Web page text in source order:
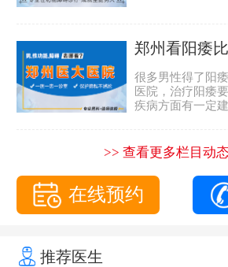
郑州看阳痿
很多男性得了阳
医院，治疗阳痿
疾病方面有一定
>> 查看更多栏目动
在线预约
推荐医生